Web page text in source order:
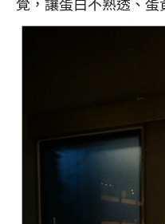
覺，讓蛋白不熟透、蛋